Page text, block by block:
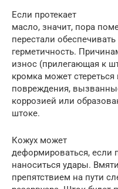
Если протекает
масло, значит, пора
перестали обеспечивать
герметичность.
износ (прилегающая к
кромка может
повреждения,
коррозией или
штоке.
Кожух может
деформироваться, если
наноситься удары.
препятствием на пути